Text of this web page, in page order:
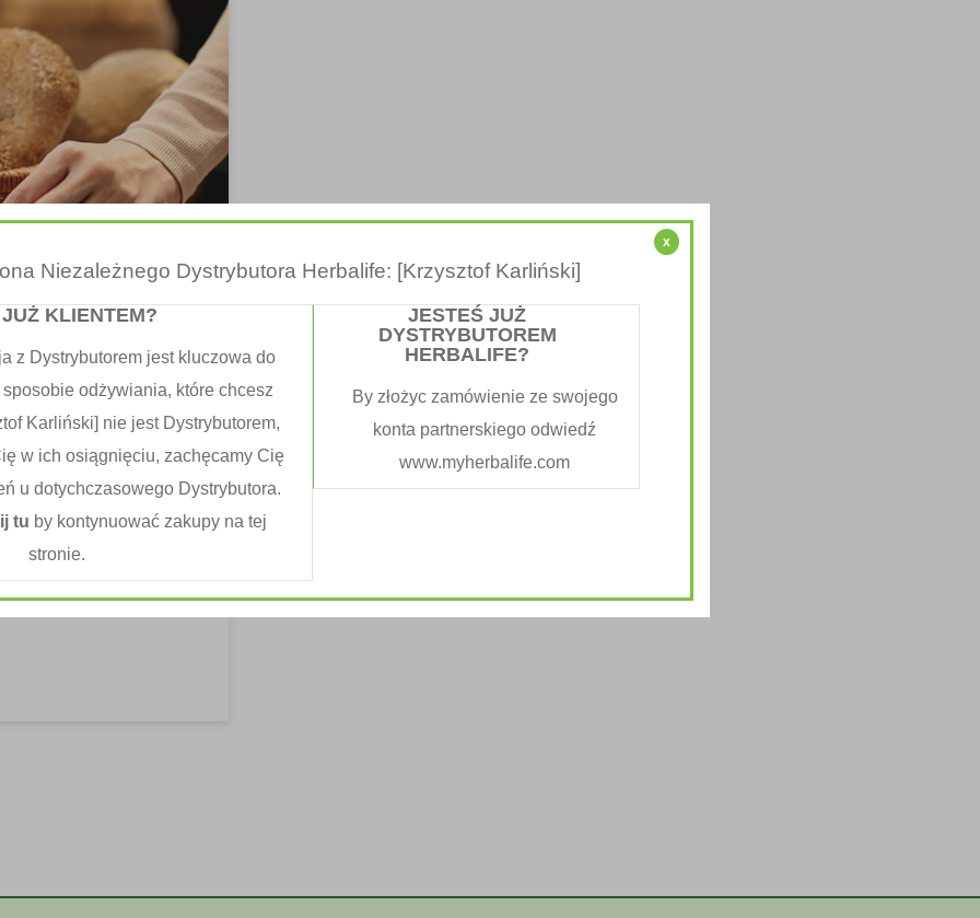
Warto Ją
polega na
w pszenicy, życie,
x
Niezależnego Dystrybutora Herbalife: [Krzysztof Karliński]
KLIENTEM?
z Dystrybutorem jest kluczowa do
odżywiania, które chcesz
Karliński] nie jest Dystrybutorem,
w ich osiągnięciu, zachęcamy Cię
u dotychczasowego Dystrybutora.
tu by kontynuować zakupy na tej
stronie.
JESTEŚ JUŻ
DYSTRYBUTOREM
HERBALIFE?
By złożyc zamówienie ze swojego
konta partnerskiego odwiedź
www.myherbalife.com